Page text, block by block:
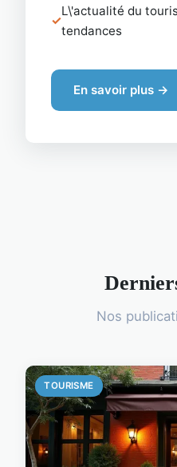
L\'actualité du
tendances
En savoir plus →
Nos
TOURISME